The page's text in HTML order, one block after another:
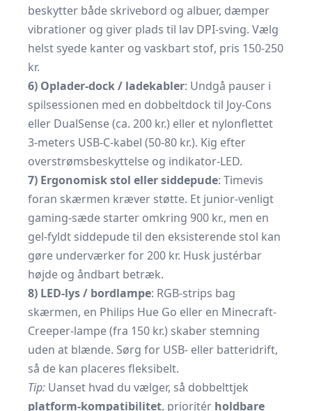
beskytter både skrivebord og albuer, dæmper
vibrationer og giver plads til lav DPI-sving. Vælg
helst syede kanter og vaskbart stof, pris 150-250
kr.
6) Oplader-dock / ladekabler: Undgå pauser i
spilsessionen med en dobbeltdock til Joy-Cons
eller DualSense (ca. 200 kr.) eller et nylonflettet
3-meters USB-C-kabel (50-80 kr.). Kig efter
overstrømsbeskyttelse og indikator-LED.
7) Ergonomisk stol eller siddepude: Timevis
foran skærmen kræver støtte. Et junior-venligt
gaming-sæde starter omkring 900 kr., men en
gel-fyldt siddepude til den eksisterende stol kan
gøre underværker for 200 kr. Husk justérbar
højde og åndbart betræk.
8) LED-lys / bordlampe: RGB-strips bag
skærmen, en Philips Hue Go eller en Minecraft-
Creeper-lampe (fra 150 kr.) skaber stemning
uden at blænde. Sørg for USB- eller batteridrift,
så de kan placeres fleksibelt.
Tip: Uanset hvad du vælger, så dobbelttjek
platform-kompatibilitet, prioritér holdbare